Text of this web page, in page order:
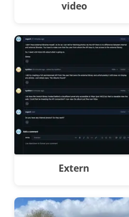
video
Extern